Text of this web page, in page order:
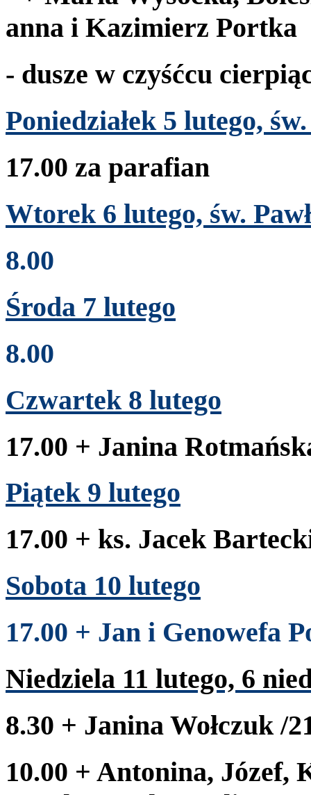
anna i Kaz­imierz Portka
- dusze w czyśćcu
Poniedzi­ałek 5 lutego,
17.00 za parafian
Wtorek 6 lutego, św.
8.00
Środa 7 lutego
8.00
Czwartek 8 lutego
17.00 + Jan­ina
Piątek 9 lutego
17.00 + ks. Jacek
Sob­ota 10 lutego
17.00 + Jan i Genowefa
Niedziela 11 lutego, 6
8.30 + Jan­ina Wołczuk /​
10.00 + Anton­ina, Józef,